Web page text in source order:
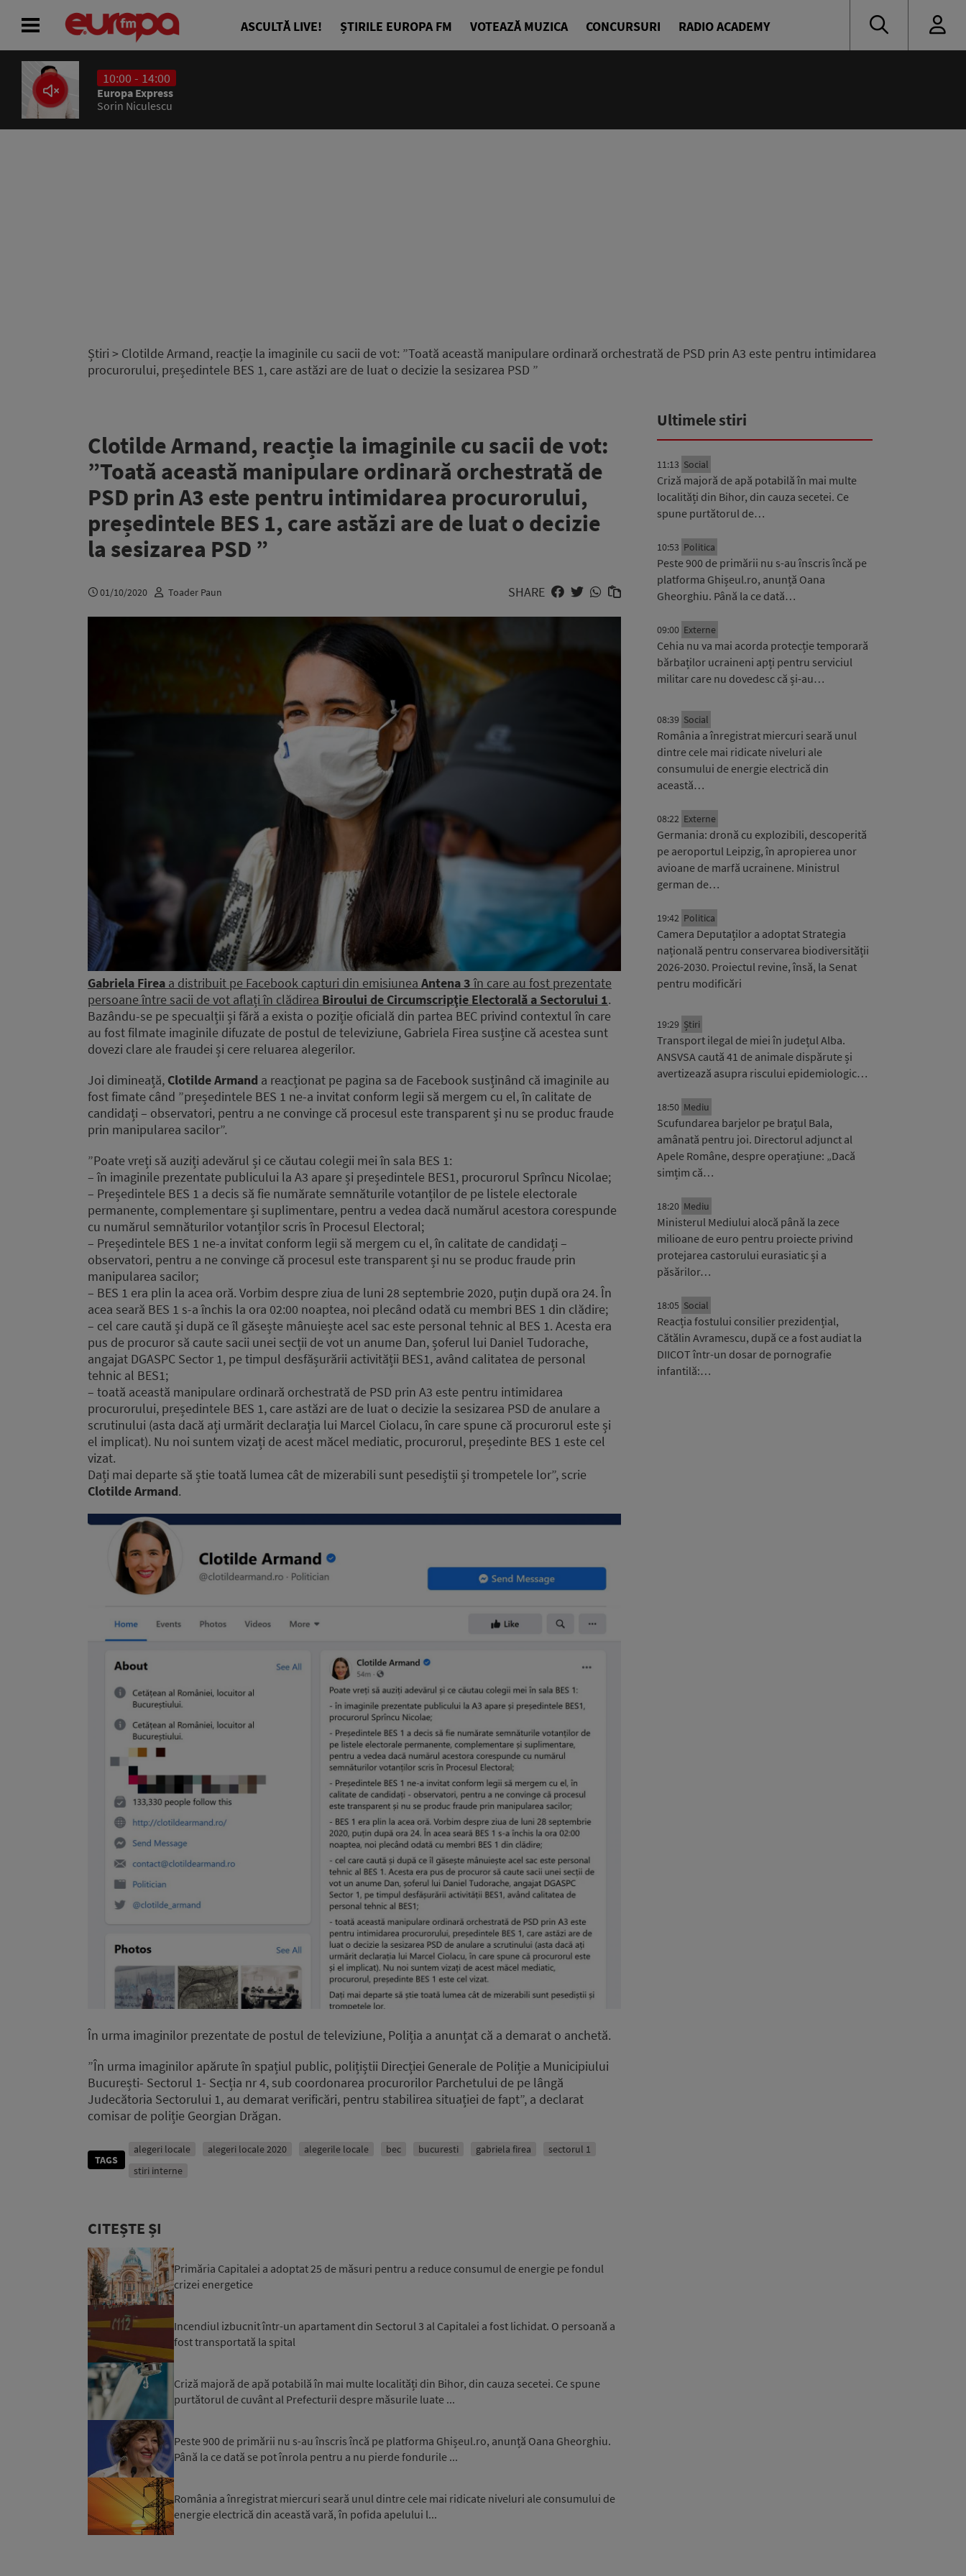
ASCULTĂ LIVE! ȘTIRILE EUROPA FM VOTEAZĂ MUZICA CONCURSURI RADIO ACADEMY
10:00 - 14:00
Europa Express
Sorin Niculescu
Știri > Clotilde Armand, reacție la imaginile cu sacii de vot: ”Toată această manipulare ordinară orchestrată de PSD prin A3 este pentru intimidarea
procurorului, președintele BES 1, care astăzi are de luat o decizie la sesizarea PSD ”
Clotilde Armand, reacție la imaginile cu sacii de vot:
”Toată această manipulare ordinară orchestrată de
PSD prin A3 este pentru intimidarea procurorului,
președintele BES 1, care astăzi are de luat o decizie
la sesizarea PSD ”
01/10/2020 Toader Paun SHARE
Gabriela Firea a distribuit pe Facebook capturi din emisiunea Antena 3în care au fost prezentate
persoane între sacii de vot aflați în clădirea Biroului de Circumscripţie Electorală a Sectorului 1.
Bazându-se pe specualții și fără a exista o poziție oficială din partea BEC privind contextul în care
au fost filmate imaginile difuzate de postul de televiziune, Gabriela Firea susține că acestea sunt
dovezi clare ale fraudei și cere reluarea alegerilor.
Joi dimineață, Clotilde Armand a reacționat pe pagina sa de Facebook susținând că imaginile au
fost fimate când ”președintele BES 1 ne-a invitat conform legii să mergem cu el, în calitate de
candidați – observatori, pentru a ne convinge că procesul este transparent și nu se produc fraude
prin manipularea sacilor”.
”Poate vreți să auziți adevărul și ce căutau colegii mei în sala BES 1:
– în imaginile prezentate publicului la A3 apare și președintele BES1, procurorul Sprîncu Nicolae;
– Președintele BES 1 a decis să fie numărate semnăturile votanților de pe listele electorale
permanente, complementare și suplimentare, pentru a vedea dacă numărul acestora corespunde
cu numărul semnăturilor votanților scris în Procesul Electoral;
– Președintele BES 1 ne-a invitat conform legii să mergem cu el, în calitate de candidați –
observatori, pentru a ne convinge că procesul este transparent și nu se produc fraude prin
manipularea sacilor;
– BES 1 era plin la acea oră. Vorbim despre ziua de luni 28 septembrie 2020, puțin după ora 24. În
acea seară BES 1 s-a închis la ora 02:00 noaptea, noi plecând odată cu membri BES 1 din clădire;
– cel care caută și după ce îl găsește mânuiește acel sac este personal tehnic al BES 1. Acesta era
pus de procuror să caute sacii unei secții de vot un anume Dan, șoferul lui Daniel Tudorache,
angajat DGASPC Sector 1, pe timpul desfășurării activității BES1, având calitatea de personal
tehnic al BES1;
– toată această manipulare ordinară orchestrată de PSD prin A3 este pentru intimidarea
procurorului, președintele BES 1, care astăzi are de luat o decizie la sesizarea PSD de anulare a
scrutinului (asta dacă ați urmărit declarația lui Marcel Ciolacu, în care spune că procurorul este și
el implicat). Nu noi suntem vizați de acest măcel mediatic, procurorul, președinte BES 1 este cel
vizat.
Dați mai departe să știe toată lumea cât de mizerabili sunt pesediștii și trompetele lor”, scrie
Clotilde Armand.
În urma imaginilor prezentate de postul de televiziune, Poliția a anunțat că a demarat o anchetă.
”În urma imaginilor apărute în spațiul public, polițiștii Direcției Generale de Poliție a Municipiului
București- Sectorul 1- Secția nr 4, sub coordonarea procurorilor Parchetului de pe lângă
Judecătoria Sectorului 1, au demarat verificări, pentru stabilirea situației de fapt”, a declarat
comisar de poliție Georgian Drăgan.
TAGS
alegeri locale alegeri locale 2020 alegerile locale bec bucuresti gabriela firea
sectorul 1
stiri interne
CITEȘTE ȘI
Primăria Capitalei a adoptat 25 de măsuri pentru a reduce consumul de energie pe fondul
crizei energetice
Incendiul izbucnit într-un apartament din Sectorul 3 al Capitalei a fost lichidat. O persoană a
fost transportată la spital
Criză majoră de apă potabilă în mai multe localități din Bihor, din cauza secetei. Ce spune
purtătorul de cuvânt al Prefecturii despre măsurile luate ...
Peste 900 de primării nu s-au înscris încă pe platforma Ghișeul.ro, anunță Oana Gheorghiu.
Până la ce dată se pot înrola pentru a nu pierde fondurile ...
România a înregistrat miercuri seară unul dintre cele mai ridicate niveluri ale consumului de
energie electrică din această vară, în pofida apelului l...
Ultimele stiri
11:13 Social
Criză majoră de apă potabilă în mai multe
localități din Bihor, din cauza secetei. Ce
spune purtătorul de…
10:53 Politica
Peste 900 de primării nu s-au înscris încă pe
platforma Ghișeul.ro, anunță Oana
Gheorghiu. Până la ce dată…
09:00 Externe
Cehia nu va mai acorda protecție temporară
bărbaților ucraineni apți pentru serviciul
militar care nu dovedesc că și-au…
08:39 Social
România a înregistrat miercuri seară unul
dintre cele mai ridicate niveluri ale
consumului de energie electrică din
această…
08:22 Externe
Germania: dronă cu explozibili, descoperită
pe aeroportul Leipzig, în apropierea unor
avioane de marfă ucrainene. Ministrul
german de…
19:42 Politica
Camera Deputaților a adoptat Strategia
națională pentru conservarea biodiversității
2026-2030. Proiectul revine, însă, la Senat
pentru modificări
19:29 Știri
Transport ilegal de miei în județul Alba.
ANSVSA caută 41 de animale dispărute și
avertizează asupra riscului epidemiologic…
18:50 Mediu
Scufundarea barjelor pe brațul Bala,
amânată pentru joi. Directorul adjunct al
Apele Române, despre operațiune: „Dacă
simțim că…
18:20 Mediu
Ministerul Mediului alocă până la zece
milioane de euro pentru proiecte privind
protejarea castorului eurasiatic și a
păsărilor…
18:05 Social
Reacția fostului consilier prezidențial,
Cătălin Avramescu, după ce a fost audiat la
DIICOT într-un dosar de pornografie
infantilă:…
ACASĂ
ȘTIRI